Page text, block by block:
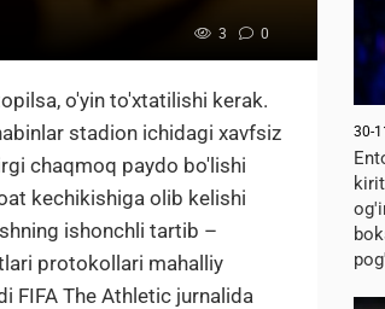
3 0
o'yin to'xtatilishi kerak.
stadion ichidagi xavfsiz
chaqmoq paydo bo'lishi
kechikishiga olib kelishi
ishonchli tartib –
protokollari mahalliy
FIFA The Athletic jurnalida
30-